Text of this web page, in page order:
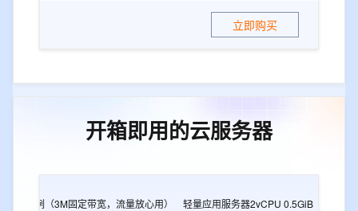
立即购买
开箱即用的云服务器
e实例（3M固定带宽，流量放心用） 轻量应用服务器2vCPU 0.5GiB